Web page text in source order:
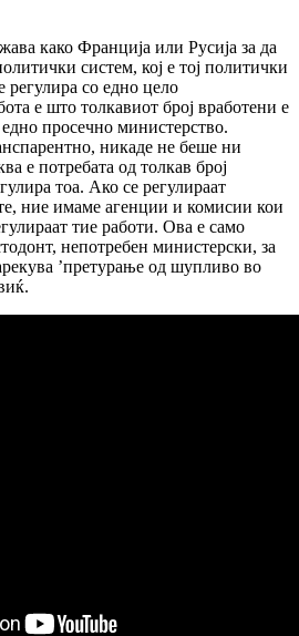
како Франција или Русија за да
систем, кој е тој политички
регулира со едно цело
е што толкавиот број вработени е
просечно министерство.
никаде не беше ни
е потребата од толкав број
тоа. Ако се регулираат
ние имаме агенции и комисии кои
тие работи. Ова е само
непотребен министерски, за
’претурање од шупливо во